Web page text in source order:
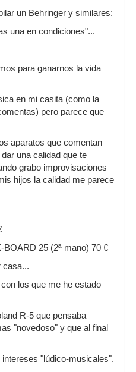
un Behringer y similares:
una en condiciones"...
para ganarnos la vida
en mi casita (como la
pero parece que
aparatos que comentan
una calidad que te
grabo improvisaciones
hijos la calidad me parece
BOARD 25 (2ª mano) 70 €
casa...
los que me he estado
R-5 que pensaba
"novedoso" y que al final
"lúdico-musicales".